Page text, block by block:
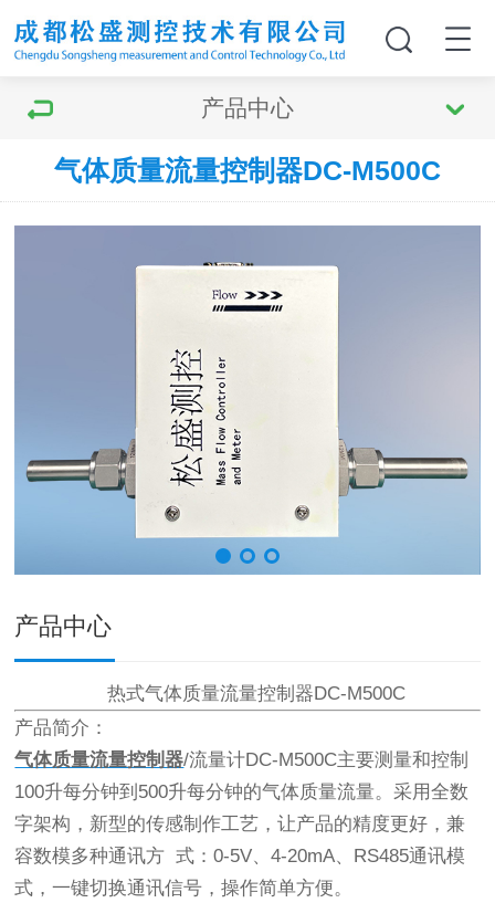
产品中心
气体质量流量控制器DC-M500C
产品中心
热式气体质量流量控制器DC-M500C
产品简介：
气体质量流量控制器/流量计DC-M500C主要测量和控制
100升每分钟到500升每分钟的气体质量流量。采用全数
字架构，新型的传感制作工艺，让产品的精度更好，兼
容数模多种通讯方 式：0-5V、4-20mA、RS485通讯模
式，一键切换通讯信号，操作简单方便。